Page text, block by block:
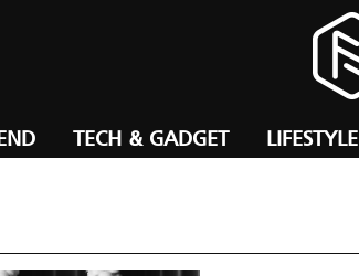
TECH & GADGET LIFESTYLE